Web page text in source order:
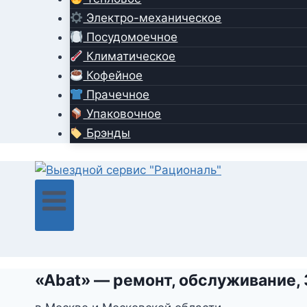
Электро-механическое
Посудомоечное
Климатическое
Кофейное
Прачечное
Упаковочное
Брэнды
«Abat» — ремонт,